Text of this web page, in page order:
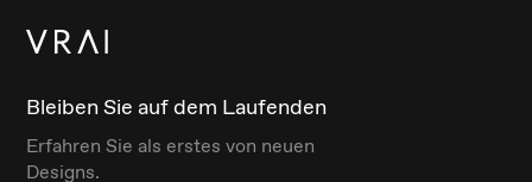
Bleiben Sie auf dem Laufenden
Erfahren Sie als erstes von neuen
Designs.